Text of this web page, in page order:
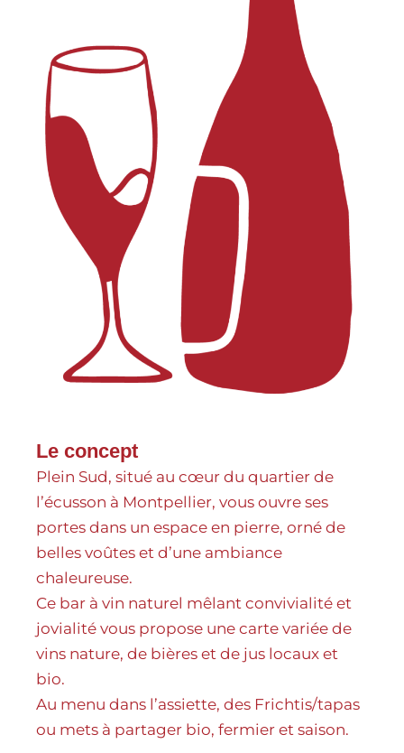
Le concept
Plein Sud, situé au cœur du quartier de
l’écusson à Montpellier, vous ouvre ses
portes dans un espace en pierre, orné de
belles voûtes et d’une ambiance
chaleureuse.
Ce bar à vin naturel mêlant convivialité et
jovialité vous propose une carte variée de
vins nature, de bières et de jus locaux et
bio.
Au menu dans l’assiette, des Frichtis/tapas
ou mets à partager bio, fermier et saison.